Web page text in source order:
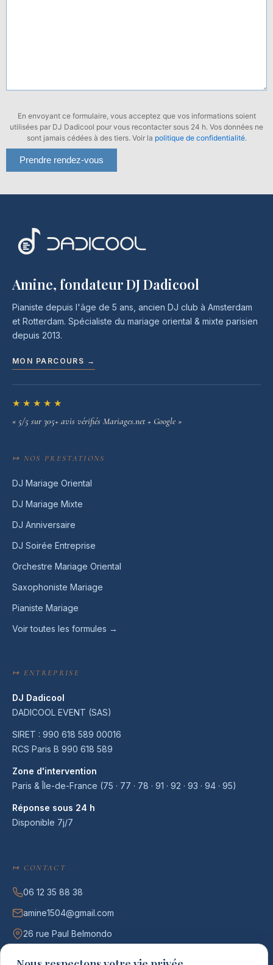
En envoyant ce formulaire, vous acceptez que vos informations soient
utilisées par DJ Dadicool pour vous recontacter sous 24 h. Vos données ne
sont jamais cédées à des tiers. Voir la politique de confidentialité.
Amine, fondateur DJ Dadicool
Pianiste depuis l'âge de 5 ans, ancien DJ club à Amsterdam
et Rotterdam. Spécialiste du mariage oriental & mixte parisien
depuis 2013.
MON PARCOURS →
★★★★★
« 5/5 sur 305+ avis vérifiés Mariages.net + Google »
↦ NOS PRESTATIONS
DJ Mariage Oriental
DJ Mariage Mixte
DJ Anniversaire
DJ Soirée Entreprise
Orchestre Mariage Oriental
Saxophoniste Mariage
Pianiste Mariage
Voir toutes les formules →
↦ ENTREPRISE
DJ Dadicool
DADICOOL EVENT (SAS)
SIRET : 990 618 589 00016
RCS Paris B 990 618 589
Zone d'intervention
Paris & Île-de-France (75 · 77 · 78 · 91 · 92 · 93 · 94 · 95)
Réponse sous 24 h
Disponible 7j/7
↦ CONTACT
06 12 35 88 38
amine1504@gmail.com
26 rue Paul Belmondo
75012 Paris